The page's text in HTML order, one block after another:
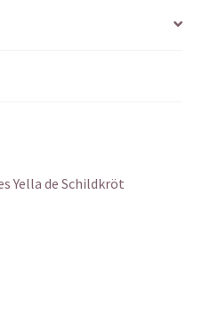
Yella de Schildkröt